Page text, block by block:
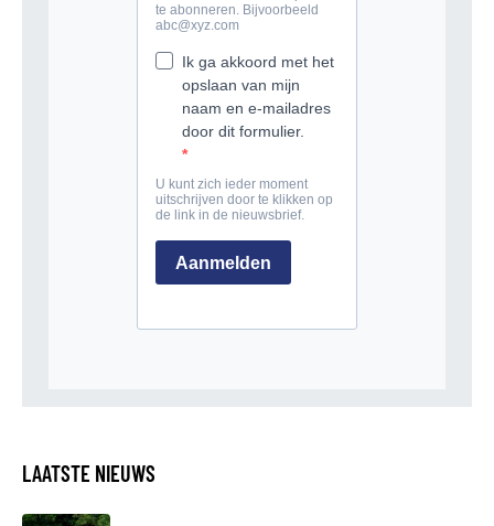
LAATSTE NIEUWS